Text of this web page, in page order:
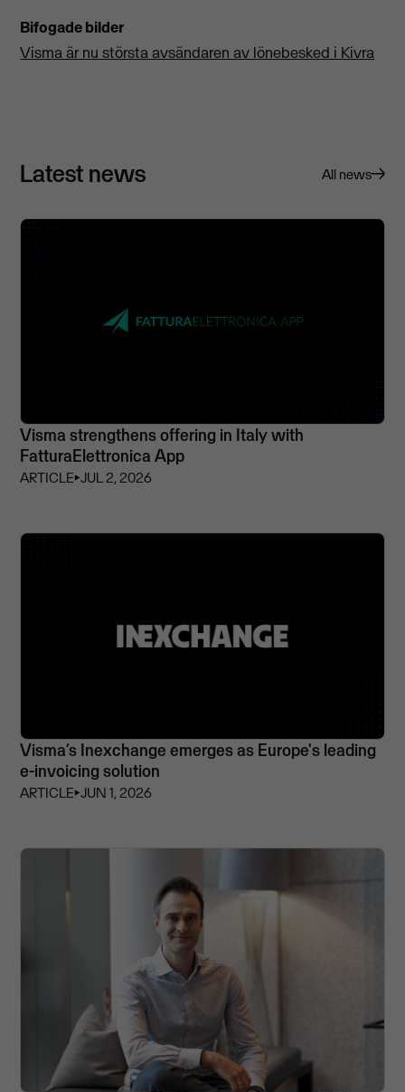
Bifogade bilder
Visma är nu största avsändaren av lönebesked i Kivra
Latest news All news
Visma strengthens offering in Italy with
FatturaElettronica App
ARTICLE⏵JUL 2, 2026
Visma’s Inexchange emerges as Europe's leading
e-invoicing solution
ARTICLE⏵JUN 1, 2026